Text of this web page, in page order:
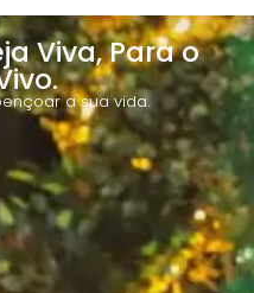
Viva, Para o
a sua vida.